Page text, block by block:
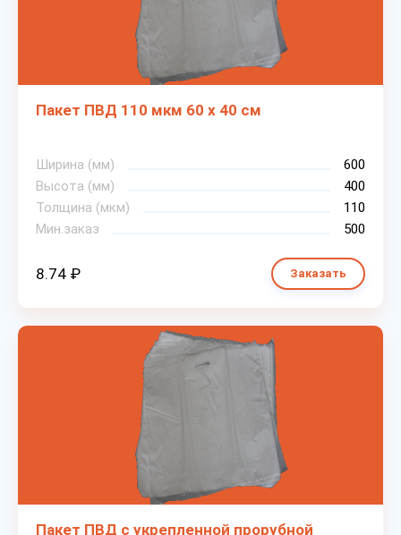
Пакет ПВД 110 мкм 60 х 40 см
Ширина (мм)
600
Высота (мм)
400
Толщина (мкм)
110
Мин.заказ
500
8.74 ₽ Заказать
Пакет ПВД с укрепленной прорубной